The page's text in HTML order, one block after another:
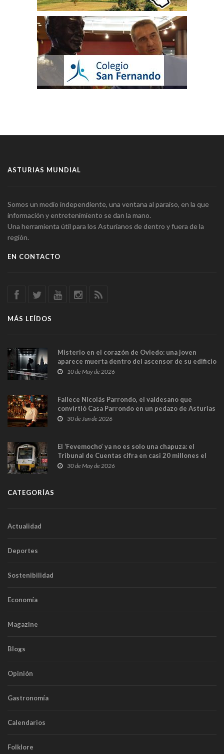
ASTURIAS MUNDIAL
Somos un medio independiente, una ventana al paraíso, en la que
información y entretenimiento se dan la mano.
Una herramienta útil para los Asturianos de dentro y fuera de la
región.
EN CONTACTO
MÁS LEÍDOS
Misterio en el corazón de Oviedo: una joven
aparece muerta dentro del ascensor de su edificio
y las cámaras captan sus últimos minutos
10 de May de 2026
Fallece Nicolás Parrondo, el valdesano que
convirtió Casa Parrondo en un pedazo de Asturias
en Madrid
30 de Jun de 2026
El ‘Fevemocho’ ya no es solo una chapuza: el
Tribunal de Cuentas cifra en casi 20 millones el
sobrecoste de los trenes que no cabían por los
30 de May de 2026
CATEGORÍAS
Actualidad
Deportes
Sostenibilidad
Economía
Magazine
Blogs
Opinión
Gastronomía
Calendarios
Folklore